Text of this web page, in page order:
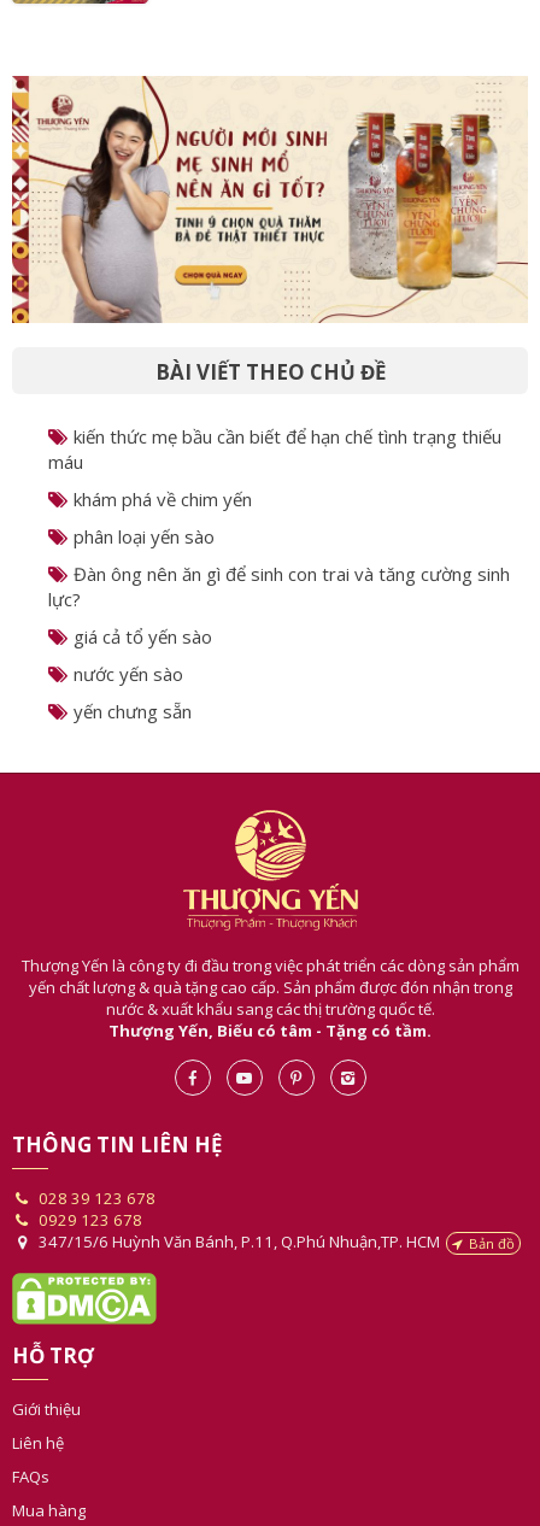
BÀI VIẾT THEO CHỦ ĐỀ
kiến thức mẹ bầu cần biết để hạn chế tình trạng thiếu
máu
khám phá về chim yến
phân loại yến sào
Đàn ông nên ăn gì để sinh con trai và tăng cường sinh
lực?
giá cả tổ yến sào
nước yến sào
yến chưng sẵn
Thượng Yến là công ty đi đầu trong việc phát triển các dòng sản phẩm
yến chất lượng & quà tặng cao cấp. Sản phẩm được đón nhận trong
nước & xuất khẩu sang các thị trường quốc tế.
Thượng Yến, Biếu có tâm - Tặng có tầm.
THÔNG TIN LIÊN HỆ
028 39 123 678
0929 123 678
347/15/6 Huỳnh Văn Bánh, P.11, Q.Phú Nhuận,TP. HCM
Bản đồ
HỖ TRỢ
Giới thiệu
Liên hệ
FAQs
Mua hàng